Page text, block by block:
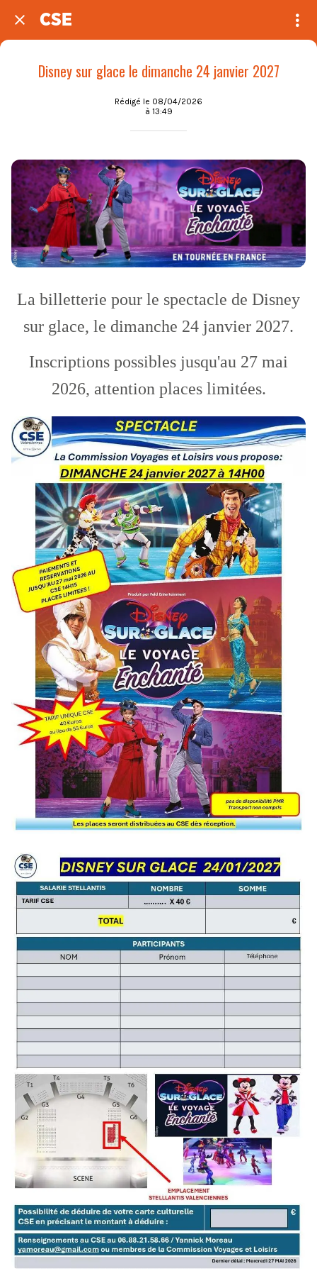
CSE
Disney sur glace le dimanche 24 janvier 2027
Rédigé le 08/04/2026
à 13:49
La billetterie pour le spectacle de Disney
sur glace, le dimanche 24 janvier 2027.
Inscriptions possibles jusqu'au 27 mai
2026, attention places limitées.